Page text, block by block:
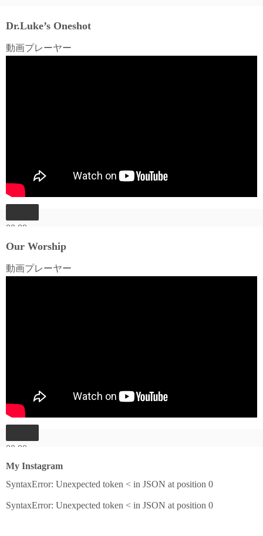
Dr.Luke’s Oneshot
動画プレーヤー
00:00
00:00
Our Worship
動画プレーヤー
00:00
00:00
04:27
My Instagram
SyntaxError: Unexpected token < in JSON at position 0
SyntaxError: Unexpected token < in JSON at position 0